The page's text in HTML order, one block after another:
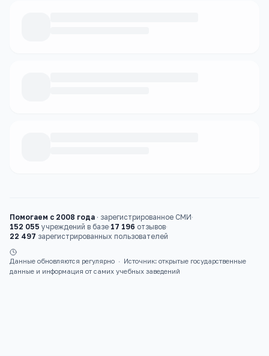
Помогаем с 2008 года · зарегистрированное СМИ·
152 055 учреждений в базе·17 196 отзывов·
22 497 зарегистрированных пользователей
Данные обновляются регулярно ·
Источник: открытые государственные
данные и информация от самих учебных заведений